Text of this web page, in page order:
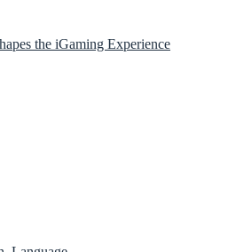
the iGaming Experience